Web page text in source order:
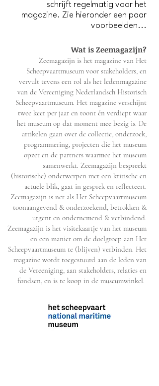
schrijft regelmatig voor het
magazine. Zie hieronder een paar
voorbeelden...
Wat is Zeemagazijn?
Zeemagazijn is het magazine van Het
Scheepvaartmuseum voor stakeholders, en
vervult tevens een rol als het ledenmagazine
van de Vereeniging Nederlandsch Historisch
Scheepvaartmuseum. Het magazine verschijnt
twee keer per jaar en toont én verdiept waar
het museum op dat moment mee bezig is. De
artikelen gaan over de collectie, onderzoek,
programmering, projecten die het museum
opzet en de partners waarmee het museum
samenwerkt. Zeemagazijn bespreekt
(historische) onderwerpen met een kritische en
actuele blik, gaat in gesprek en reflecteert.
Zeemagazijn is net als Het Scheepvaartmuseum
toonaangevend & onderzoekend, betrokken &
urgent en ondernemend & verbindend.
Zeemagazijn is het visitekaartje van het museum
en een manier om de doelgroep aan Het
Scheepvaartmuseum te (blijven) verbinden. Het
magazine wordt toegestuurd aan de leden van
de Vereeniging, aan stakeholders, relaties en
fondsen, en is te koop in de museumwinkel.